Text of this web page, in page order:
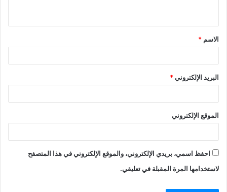
الاسم *
البريد الإلكتروني*
الموقع الإلكتروني
احفظ اسمي، بريدي الإلكتروني، والموقع الإلكتروني في هذا المتصفح
لاستخدامها المرة المقبلة في تعليقي.